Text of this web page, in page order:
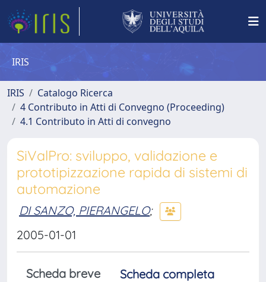
IRIS
IRIS
Catalogo Ricerca
4 Contributo in Atti di Convegno (Proceeding)
4.1 Contributo in Atti di convegno
SiValPro: sviluppo, validazione e
prototipizzazione rapida di sistemi di
automazione
DI SANZO, PIERANGELO;
2005-01-01
Scheda breve
Scheda completa